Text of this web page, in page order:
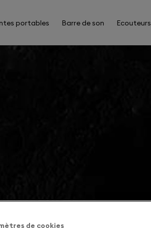
portables Barre de son Ecouteurs
de cookies